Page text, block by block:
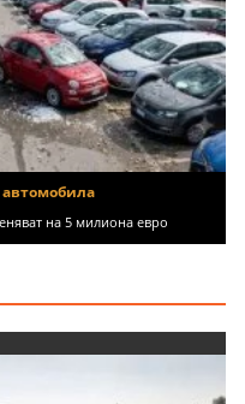
на 5 милиона евро